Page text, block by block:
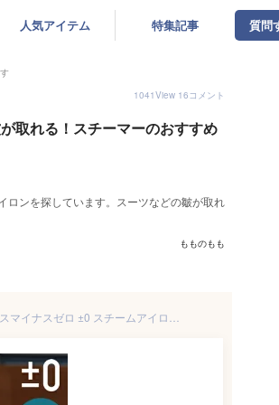
人気アイテム 特集記事 質問
1041View 16コメント
取れる！スチーマーのおすすめ
ロンを探しています。スーツなどの皺が取れ
もものもも